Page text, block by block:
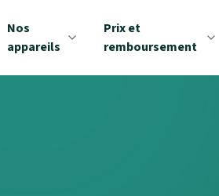
Nos
appareils
Prix et
remboursement